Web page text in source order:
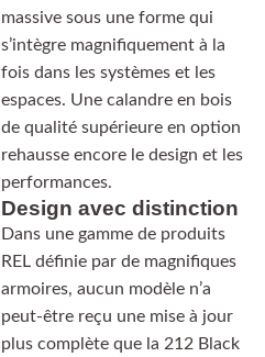
massive sous une forme qui
s’intègre magnifiquement à la
fois dans les systèmes et les
espaces. Une calandre en bois
de qualité supérieure en option
rehausse encore le design et les
performances.
Design avec distinction
Dans une gamme de produits
REL définie par de magnifiques
armoires, aucun modèle n’a
peut-être reçu une mise à jour
plus complète que la 212 Black